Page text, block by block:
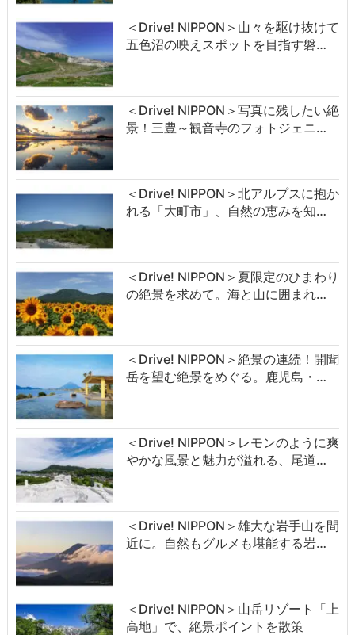
＜Drive! NIPPON＞山々を駆け抜けて
五色沼の映えスポットを目指す磐…
＜Drive! NIPPON＞写真に残したい絶
景！三豊～観音寺のフォトジェニ…
＜Drive! NIPPON＞北アルプスに抱か
れる「大町市」、自然の恵みを知…
＜Drive! NIPPON＞夏限定のひまわり
の絶景を求めて。海と山に囲まれ…
＜Drive! NIPPON＞絶景の連続！開聞
岳を望む絶景をめぐる。鹿児島・…
＜Drive! NIPPON＞レモンのように爽
やかな風景と魅力が溢れる、尾道…
＜Drive! NIPPON＞雄大な岩手山を間
近に。自然もグルメも堪能する岩…
＜Drive! NIPPON＞山岳リゾート「上
高地」で、絶景ポイントを散策